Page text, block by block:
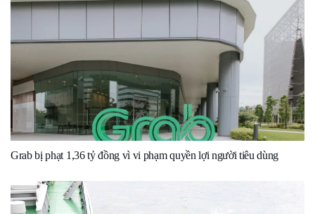
Grab bị phạt 1,36 tỷ đồng vì vi phạm quyền lợi người tiêu dùng